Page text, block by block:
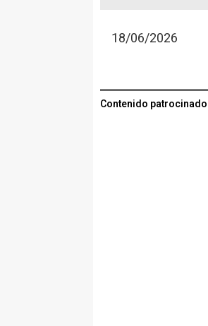
18/06/2026
Contenido patrocinado